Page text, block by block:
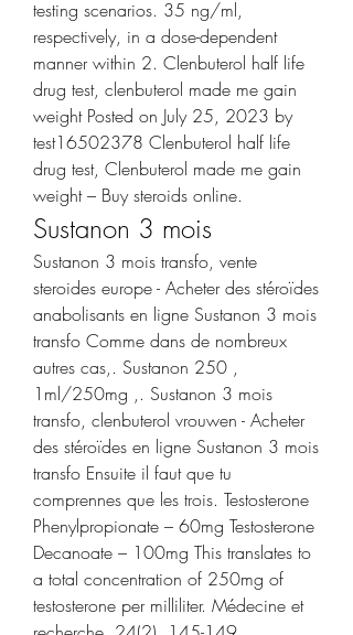
testing scenarios. 35 ng/ml,
respectively, in a dose-dependent
manner within 2. Clenbuterol half life
drug test, clenbuterol made me gain
weight Posted on July 25, 2023 by
test16502378 Clenbuterol half life
drug test, Clenbuterol made me gain
weight – Buy steroids online.
Sustanon 3 mois
Sustanon 3 mois transfo, vente
steroides europe - Acheter des stéroïdes
anabolisants en ligne Sustanon 3 mois
transfo Comme dans de nombreux
autres cas,. Sustanon 250 ,
1ml/250mg ,. Sustanon 3 mois
transfo, clenbuterol vrouwen - Acheter
des stéroïdes en ligne Sustanon 3 mois
transfo Ensuite il faut que tu
comprennes que les trois. Testosterone
Phenylpropionate – 60mg Testosterone
Decanoate – 100mg This translates to
a total concentration of 250mg of
testosterone per milliliter. Médecine et